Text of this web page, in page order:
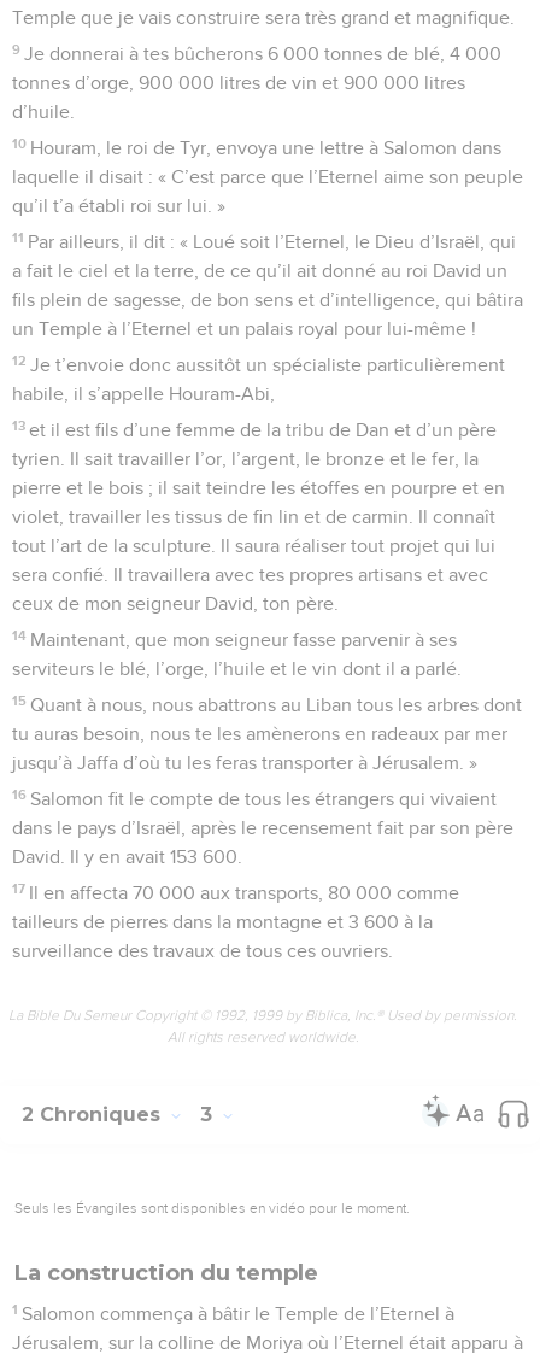
Temple que je vais construire sera très grand et magnifique.
9 Je donnerai à tes bûcherons 6 000 tonnes de blé, 4 000
tonnes d’orge, 900 000 litres de vin et 900 000 litres
d’huile.
10 Houram, le roi de Tyr, envoya une lettre à Salomon dans
laquelle il disait : « C’est parce que l’Eternel aime son peuple
qu’il t’a établi roi sur lui. »
11 Par ailleurs, il dit : « Loué soit l’Eternel, le Dieu d’Israël, qui
a fait le ciel et la terre, de ce qu’il ait donné au roi David un
fils plein de sagesse, de bon sens et d’intelligence, qui bâtira
un Temple à l’Eternel et un palais royal pour lui-même !
12 Je t’envoie donc aussitôt un spécialiste particulièrement
habile, il s’appelle Houram-Abi,
13 et il est fils d’une femme de la tribu de Dan et d’un père
tyrien. Il sait travailler l’or, l’argent, le bronze et le fer, la
pierre et le bois ; il sait teindre les étoffes en pourpre et en
violet, travailler les tissus de fin lin et de carmin. Il connaît
tout l’art de la sculpture. Il saura réaliser tout projet qui lui
sera confié. Il travaillera avec tes propres artisans et avec
ceux de mon seigneur David, ton père.
14 Maintenant, que mon seigneur fasse parvenir à ses
serviteurs le blé, l’orge, l’huile et le vin dont il a parlé.
15 Quant à nous, nous abattrons au Liban tous les arbres dont
tu auras besoin, nous te les amènerons en radeaux par mer
jusqu’à Jaffa d’où tu les feras transporter à Jérusalem. »
16 Salomon fit le compte de tous les étrangers qui vivaient
dans le pays d’Israël, après le recensement fait par son père
David. Il y en avait 153 600.
17 Il en affecta 70 000 aux transports, 80 000 comme
tailleurs de pierres dans la montagne et 3 600 à la
surveillance des travaux de tous ces ouvriers.
La Bible Du Semeur Copyright © 1992, 1999 by Biblica, Inc.® Used by permission.
All rights reserved worldwide.
2 Chroniques 3
Seuls les Évangiles sont disponibles en vidéo pour le moment.
La construction du temple
1 Salomon commença à bâtir le Temple de l’Eternel à
Jérusalem, sur la colline de Moriya où l’Eternel était apparu à